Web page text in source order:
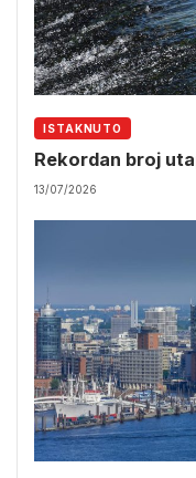
ISTAKNUTO
Rekordan broj
13/07/2026